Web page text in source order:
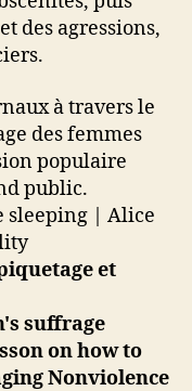
des agressions,
à travers le
des femmes
populaire
public.
et